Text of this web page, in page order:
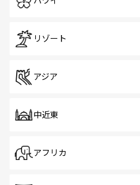
リゾート
アジア
中近東
アフリカ